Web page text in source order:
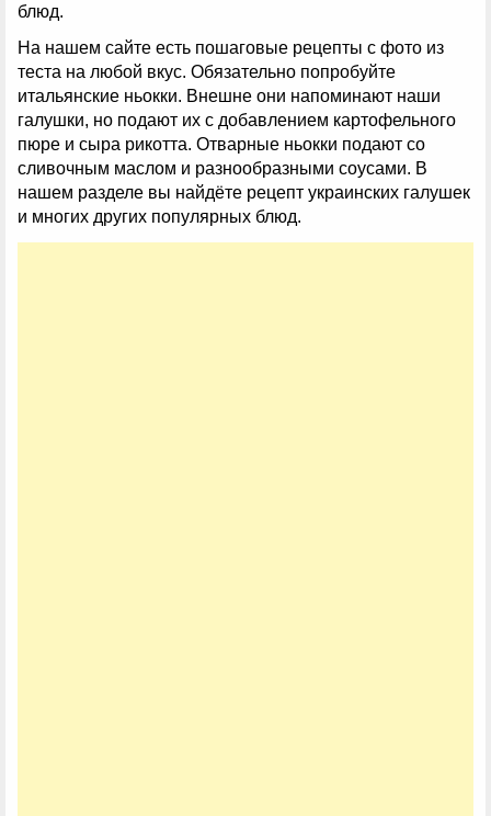
блюд.
На нашем сайте есть пошаговые рецепты с фото из
теста на любой вкус. Обязательно попробуйте
итальянские ньокки. Внешне они напоминают наши
галушки, но подают их с добавлением картофельного
пюре и сыра рикотта. Отварные ньокки подают со
сливочным маслом и разнообразными соусами. В
нашем разделе вы найдёте рецепт украинских галушек
и многих других популярных блюд.